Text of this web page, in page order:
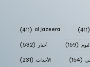
al jazeera
(411) (411)
أخبار (632) (159)
الأحداث (231) (154)